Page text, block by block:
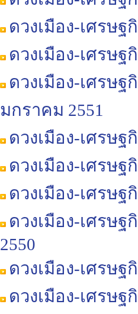
ดวงเมือง-เศรษ
ดวงเมือง-เศรษ
ดวงเมือง-เศรษ
มกราคม 2551
ดวงเมือง-เศรษ
ดวงเมือง-เศรษ
ดวงเมือง-เศรษ
ดวงเมือง-เศรษ
2550
ดวงเมือง-เศรษ
ดวงเมือง-เศรษ